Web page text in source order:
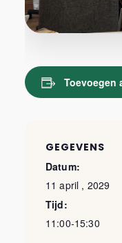
Toevoegen
GEGEVENS
Datum:
11 april , 2029
Tijd:
11:00-15:30